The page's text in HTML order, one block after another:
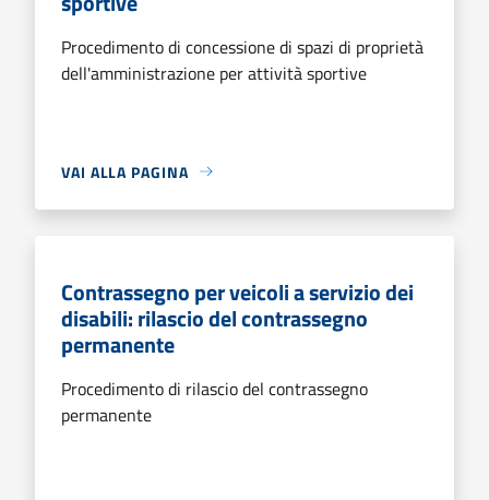
Procedimento di concessione di spazi di proprietà
dell'amministrazione per attività sportive
VAI ALLA PAGINA
Contrassegno per veicoli a servizio dei
disabili: rilascio del contrassegno
permanente
Procedimento di rilascio del contrassegno
permanente